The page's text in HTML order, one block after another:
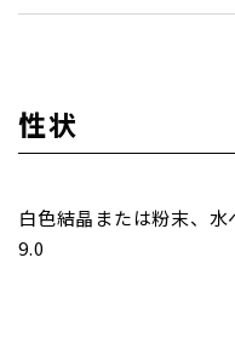
性状
白色結晶または粉末、
9.0